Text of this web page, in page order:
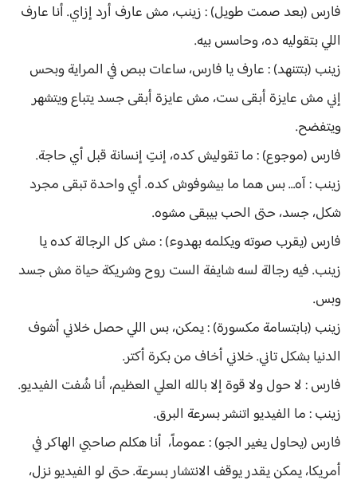
فارس (بعد صمت طويل) : زينب، مش عارف أرد إزاي. أنا عارف
اللي بتقوليه ده، وحاسس بيه.
زينب (بتتنهد) : عارف يا فارس، ساعات ببص في المراية وبحس
إني مش عايزة أبقى ست، مش عايزة أبقى جسد يتباع ويتشهر
ويتفضح.
فارس (موجوع) : ما تقوليش كده، إنتِ إنسانة قبل أي حاجة.
زينب : آه… بس هما ما بيشوفوش كده. أي واحدة تبقى مجرد
شكل، جسد، حتى الحب بيبقى مشوه.
فارس (يقرب صوته ويكلمه بهدوء) : مش كل الرجالة كده يا
زينب. فيه رجالة لسه شايفة الست روح وشريكة حياة مش جسد
وبس.
زينب (بابتسامة مكسورة) : يمكن، بس اللي حصل خلاني أشوف
الدنيا بشكل تاني. خلاني أخاف من بكرة أكتر.
فارس : لا حول ولا قوة إلا بالله العلي العظيم، أنا شُفت الفيديو.
زينب : ما الفيديو اتنشر بسرعة البرق.
فارس (يحاول يغير الجو) : عموماً، أنا هكلم صاحبي الهاكر في
أمريكا، يمكن يقدر يوقف الانتشار بسرعة. حتى لو الفيديو نزل،